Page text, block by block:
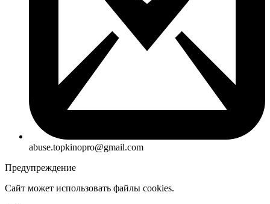
abuse.topkinopro@gmail.com
Предупреждение
Сайт может использовать файлы cookies.